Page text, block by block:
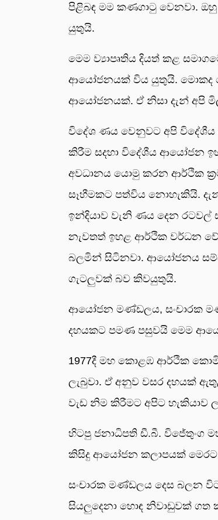
පිළිබඳ මම කණගාටු වෙනවා.
යුතුයි.
මෙම ව්‍යාපෘතිය දියත් කළ
ආයෝජනයක් විය යුතුයි. මොකද
ආයෝජනයක්. ඒ නිසා දැන් අපි
විදේශ ණය වෙනුවට අපි
කිරීම සදහා විදේශීය ආයෝජන
අවධානය යොමු කරන ආර්ථික
සෑහීමකට පත්විය නොහැකියි.
ඉන්දියාව වැනි ණය දෙන රටවල්
නැවතත් ඉහළ ආර්ථික වර්ධන
බලමින් සිටිනවා. ආයෝජනය
ගැටලුවක් බව කිවයුතුයි.
ආයෝජන මණ්ඩලය, සංචාරක
දහයකට පමණ පසුවයි මෙම
1977දී මහ කොළඹ ආර්ථික
ලැබුවා. ඒ අනුව වසර දහයක්
වැඩ නිම කිරීමට අපිට හැකියාව
හිටපු ජනාධිපති ඩී.බී.
කිසිදු ආයෝජන කලාපයක් මෙරට
සංචාරක මණ්ඩලය දෙස බලන
සියලුදෙනා හොඳ නිවාඩුවක් ගත